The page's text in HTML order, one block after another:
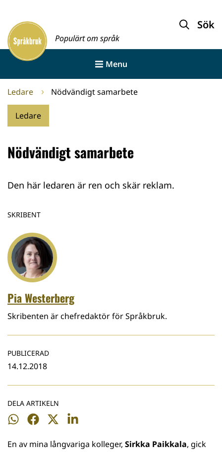
innehållet
Framsida
Populärt om språk
Sök
Menu
Ledare Nödvändigt samarbete
Ledare
Nödvändigt samarbete
Den här ledaren är ren och skär reklam.
SKRIBENT
Pia Westerberg
Skribenten är chefredaktör för Språkbruk.
PUBLICERAD
14.12.2018
DELA ARTIKELN
Dela
WhatsApp
Dela
Facebook
Dela
Twitter
Dela
LinkedIn
En av mina långvariga kolleger, Sirkka Paikkala, gick